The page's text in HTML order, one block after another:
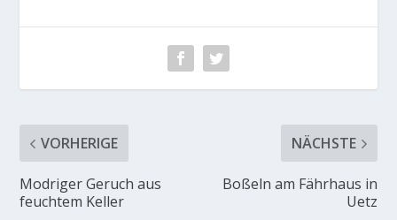
VORHERIGE
Modriger Geruch aus
feuchtem Keller
NÄCHSTE
Boßeln am Fährhaus in
Uetz